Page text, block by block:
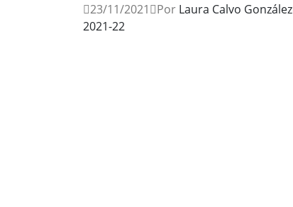
23/11/2021
Por Laura Calvo González
2021-22